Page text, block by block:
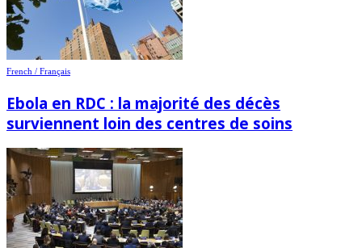
French / Français
Ebola en RDC : la majorité des décès
surviennent loin des centres de soins